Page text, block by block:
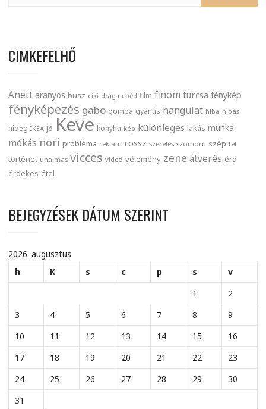
CIMKEFELHŐ
Anett aranyos busz ciki drága ebéd film finom furcsa fénykép
fényképezés gabo gomba gyanús hangulat hiba hibás
hideg IKEA jó Keve konyha kép különleges lakás munka
mókás nori probléma reklám rossz szerelés szomorú szép tél
történet unalmas vicces videó vélemény zene átverés érd
érdekes étel
BEJEGYZÉSEK DÁTUM SZERINT
2026. augusztus
h
K s c p s
v
1
2
3
4 5 6 7 8
9
10
11 12 13 14 15
16
17
18 19 20 21 22
23
24
25 26 27 28 29
30
31